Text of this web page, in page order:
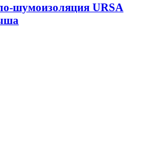
шумоизоляция URSA